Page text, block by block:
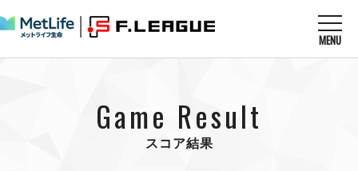
MENU
すべてのニュース
試合を観る MATCHES
Game Result
スコア結果